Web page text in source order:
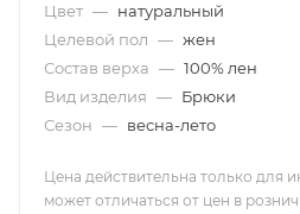
Цвет — натуральный
Целевой пол — жен
Состав верха — 100% лен
Вид изделия — Брюки
Сезон — весна-лето
Цена действительна только для
может отличаться от цен в